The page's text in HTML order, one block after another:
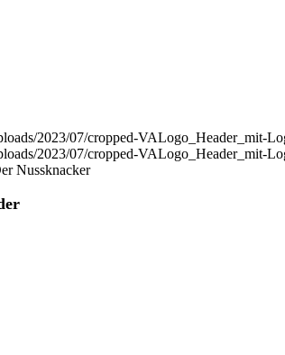
2023/07/cropped-VALogo_Header_mit-
2023/07/cropped-VALogo_Header_mit-
Nussknacker